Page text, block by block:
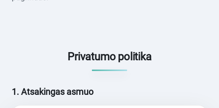
Privatumo politika
1. Atsakingas asmuo